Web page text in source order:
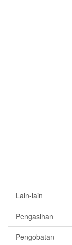
Lain-lain
Pengasihan
Pengobatan